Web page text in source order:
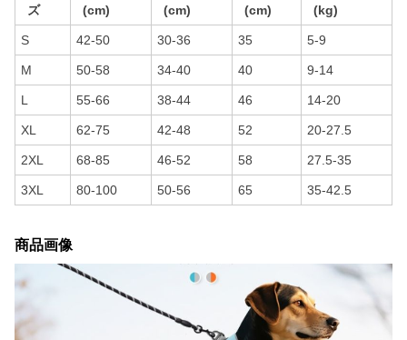
ズ
(cm)
(cm)
(cm)
(kg)
S 42-50 30-36 35 5-9
M 50-58 34-40 40 9-14
L 55-66 38-44 46 14-20
XL 62-75 42-48 52 20-27.5
2XL 68-85 46-52 58 27.5-35
3XL 80-100 50-56 65 35-42.5
商品画像